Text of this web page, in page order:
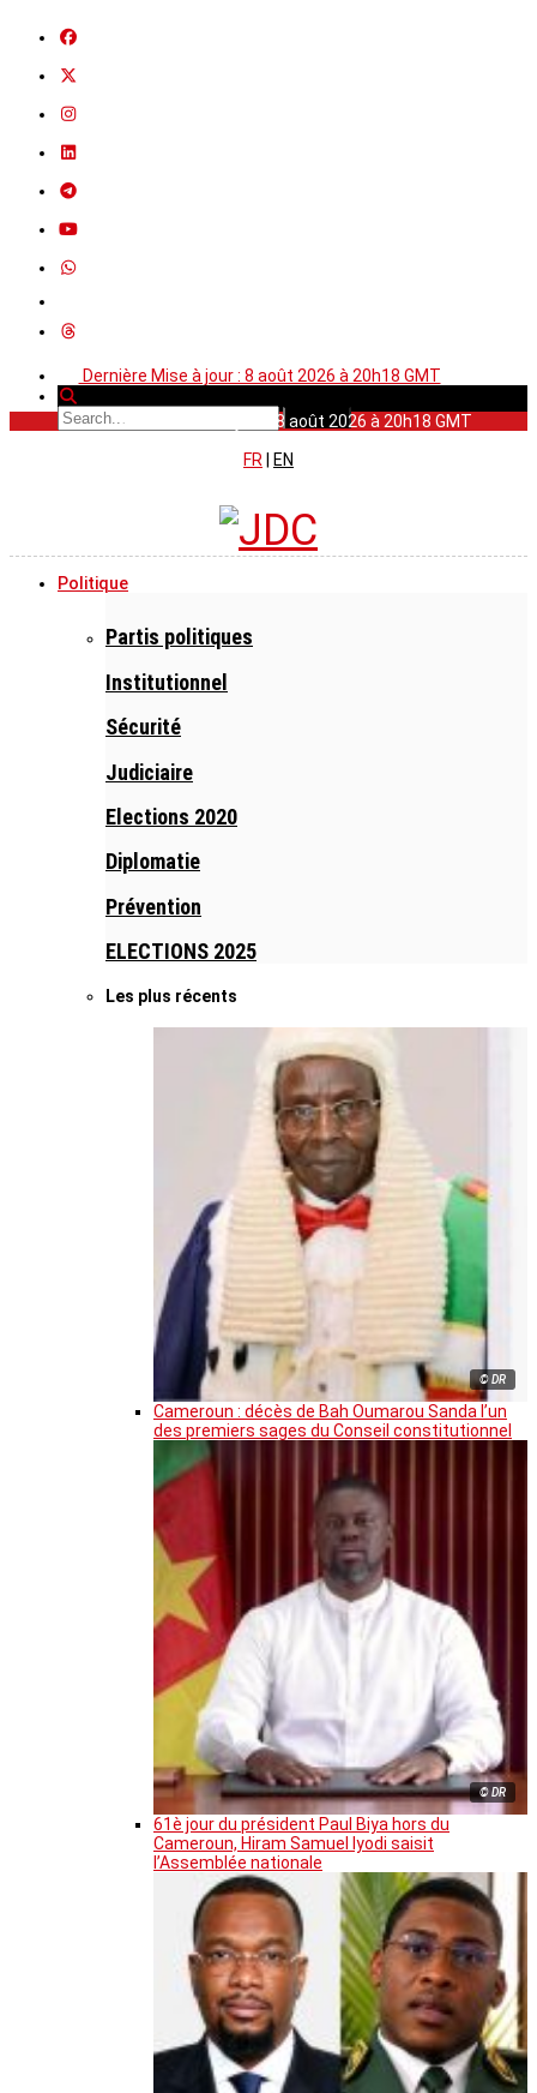
Dernière Mise à jour : 8 août 2026 à 20h18 GMT
Dernière Mise à jour : 8 août 2026 à 20h18 GMT
FR
EN
Politique
Partis politiques
Institutionnel
Sécurité
Judiciaire
Elections 2020
Diplomatie
Prévention
ELECTIONS 2025
Les plus récents
© DR
Cameroun : décès de Bah Oumarou Sanda l’un
des premiers sages du Conseil constitutionnel
© DR
61è jour du président Paul Biya hors du
Cameroun, Hiram Samuel Iyodi saisit
l’Assemblée nationale